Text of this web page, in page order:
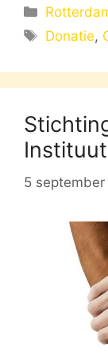
Tags
Donatie,
5 september